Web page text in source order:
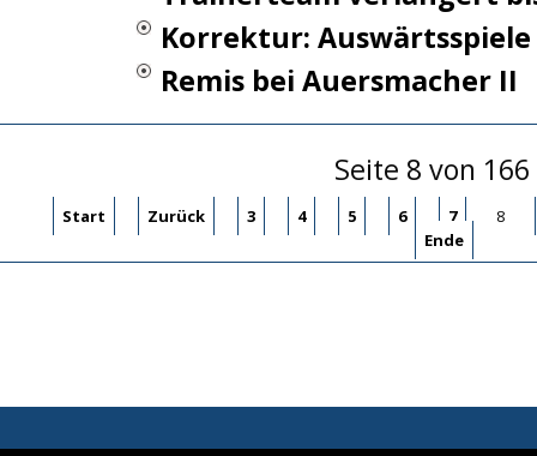
Korrektur: Auswärtsspiele
Remis bei Auersmacher II
Seite 8 von 166
Start Zurück 3 4 5 6 7
8
Ende